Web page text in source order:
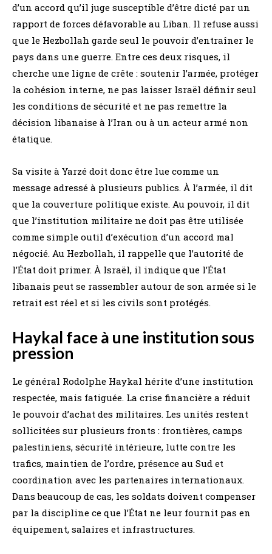
d’un accord qu’il juge susceptible d’être dicté par un
rapport de forces défavorable au Liban. Il refuse aussi
que le Hezbollah garde seul le pouvoir d’entraîner le
pays dans une guerre. Entre ces deux risques, il
cherche une ligne de crête : soutenir l’armée, protéger
la cohésion interne, ne pas laisser Israël définir seul
les conditions de sécurité et ne pas remettre la
décision libanaise à l’Iran ou à un acteur armé non
étatique.
Sa visite à Yarzé doit donc être lue comme un
message adressé à plusieurs publics. À l’armée, il dit
que la couverture politique existe. Au pouvoir, il dit
que l’institution militaire ne doit pas être utilisée
comme simple outil d’exécution d’un accord mal
négocié. Au Hezbollah, il rappelle que l’autorité de
l’État doit primer. À Israël, il indique que l’État
libanais peut se rassembler autour de son armée si le
retrait est réel et si les civils sont protégés.
Haykal face à une institution sous
pression
Le général Rodolphe Haykal hérite d’une institution
respectée, mais fatiguée. La crise financière a réduit
le pouvoir d’achat des militaires. Les unités restent
sollicitées sur plusieurs fronts : frontières, camps
palestiniens, sécurité intérieure, lutte contre les
trafics, maintien de l’ordre, présence au Sud et
coordination avec les partenaires internationaux.
Dans beaucoup de cas, les soldats doivent compenser
par la discipline ce que l’État ne leur fournit pas en
équipement, salaires et infrastructures.